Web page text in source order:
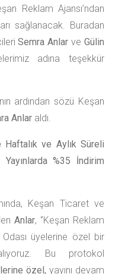
Reklam Ajansı’ndan
sağlanacak. Buradan
Semra Anlar veGülin
adına teşekkür
ardından sözü Keşan
Anlar aldı.
Haftalık ve Aylık Süreli
Yayınlarda %35 İndirim
Keşan Ticaret ve
Anlar, ‘’Keşan Reklam
üyelerine özel bir
Bu protokol
özel, yayını devam